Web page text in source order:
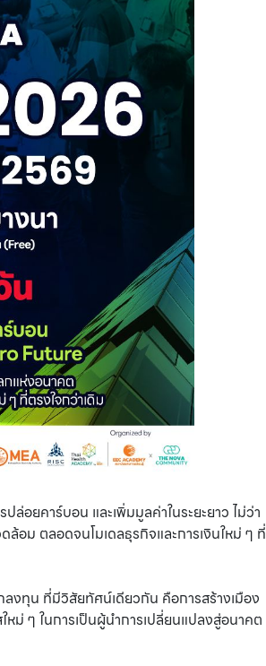
อยคาร์บอน และเพิ่มมูลค่าในระยะยาว ไม่ว่า
อม ตลอดจนโมเดลธุรกิจและการเงินใหม่ ๆ ที่
ทุน ที่มีวิสัยทัศน์เดียวกัน คือการสร้างเมือง
หม่ ๆ ในการเป็นผู้นำการเปลี่ยนแปลงสู่อนาคต